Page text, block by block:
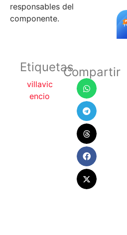
responsables del
componente.
Etiquetas
villavic
encio
Compartir